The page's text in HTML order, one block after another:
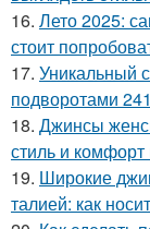
16. Лето 2025:
стоит
17. Уникальный
подворотами
18. Джинсы
стиль и
19. Широкие
талией: как